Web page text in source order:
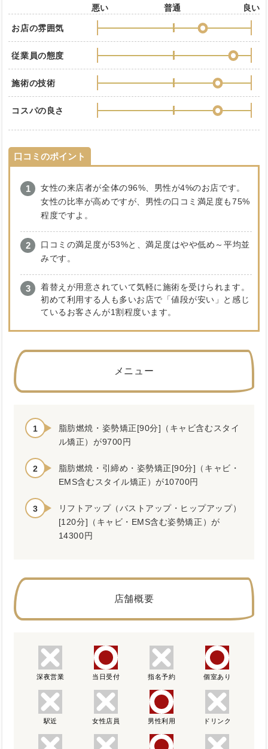
悪い 普通 良い
お店の雰囲気
従業員の態度
施術の技術
コスパの良さ
口コミのポイント
女性の来店者が全体の96%、男性が4%のお店です。
女性の比率が高めですが、男性の口コミ満足度も75%
程度ですよ。
口コミの満足度が53%と、満足度はやや低め～平均並
みです。
着替えが用意されていて気軽に施術を受けられます。
初めて利用する人も多いお店で「値段が安い」と感じ
ているお客さんが1割程度います。
メニュー
脂肪燃焼・姿勢矯正[90分]（キャビ含むスタイ
ル矯正）が9700円
脂肪燃焼・引締め・姿勢矯正[90分]（キャビ・
EMS含むスタイル矯正）が10700円
リフトアップ（バストアップ・ヒップアップ）
[120分]（キャビ・EMS含む姿勢矯正）が
14300円
店舗概要
深夜営業 当日受付 指名予約 個室あり
駅近 女性店員 男性利用 ドリンク